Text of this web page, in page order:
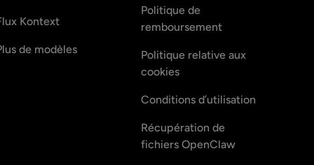
Kontext
de modèles
Politique de
remboursement
Politique relative aux
cookies
Conditions d’utilisation
Récupération de
fichiers OpenClaw